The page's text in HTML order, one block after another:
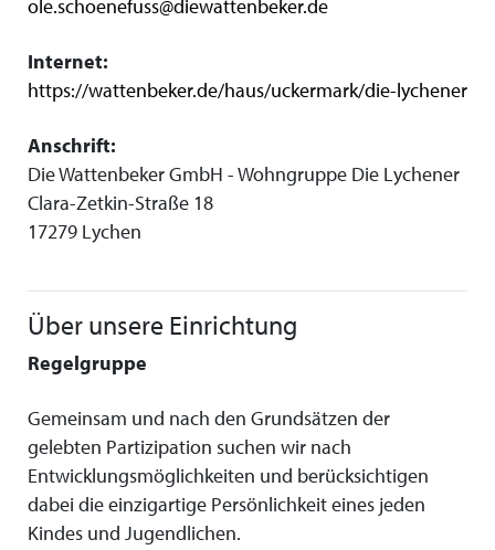
ole.schoenefuss@diewattenbeker.de
Internet:
https://wattenbeker.de/haus/uckermark/die-lychener
Anschrift:
Die Wattenbeker GmbH - Wohngruppe Die Lychener
Clara-Zetkin-Straße 18
17279 Lychen
Über unsere Einrichtung
Regelgruppe
Gemeinsam und nach den Grundsätzen der
gelebten Partizipation suchen wir nach
Entwicklungsmöglichkeiten und berücksichtigen
dabei die einzigartige Persönlichkeit eines jeden
Kindes und Jugendlichen.